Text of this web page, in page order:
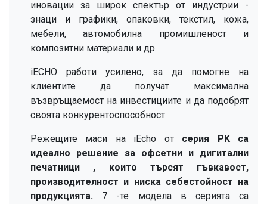
иновации за широк спектър от индустрии -
знаци и графики, опаковки, текстил, кожа,
мебели, автомобилна промишленост и
композитни материали и др.
iECHO работи усилено, за да помогне на
клиентите да получат максимална
възвръщаемост на инвестициите и да подобрят
своята конкурентоспособност
Режещите маси на iEcho от серия PK са
идеално решение за офсетни и дигитални
печатници
, които търсят
гъвкавост,
производителност и ниска себестойност на
продукцията.
7 -те
модела в серията са